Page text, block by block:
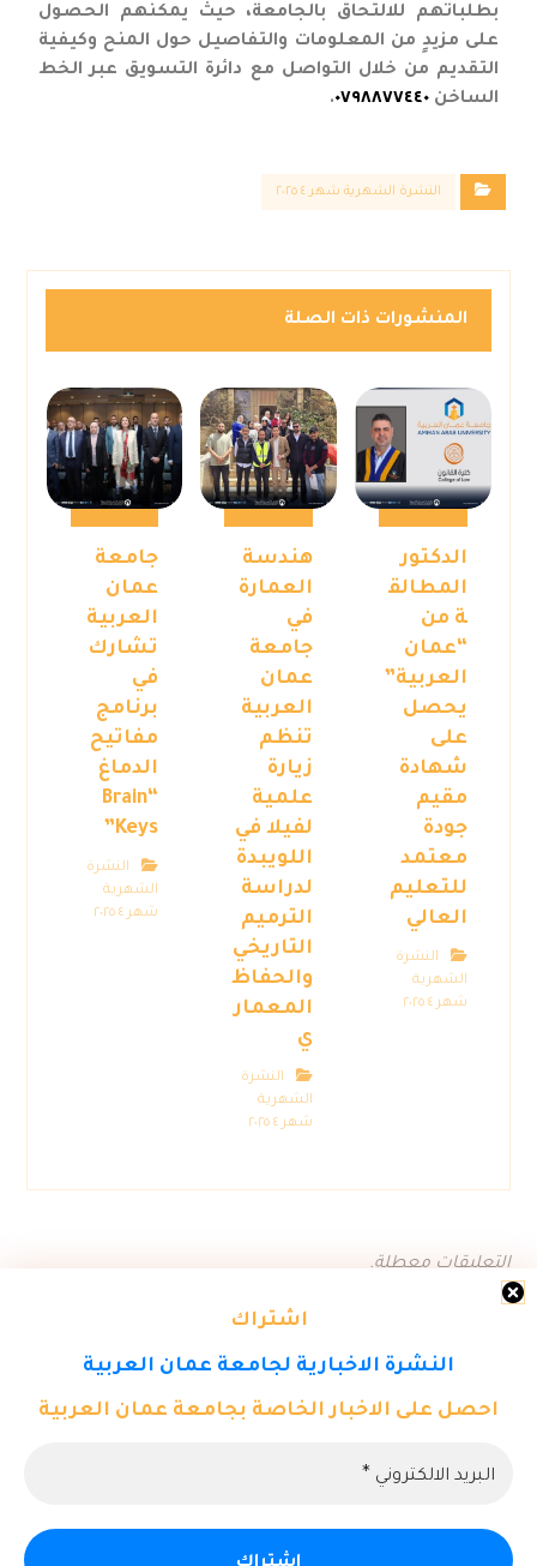
بطلباتهم للالتحاق بالجامعة، حيث يمكنهم الحصول
على مزيدٍ من المعلومات والتفاصيل حول المنح وكيفية
التقديم من خلال التواصل مع دائرة التسويق عبر الخط
الساخن٠٧٩٨٨٧٧٤٤٠.
اشتراك
النشرة الاخبارية لجامعة عمان العربية
احصل على الاخبار الخاصة بجامعة عمان العربية
النشرة الشهرية شهر ٤ ٢٠٢٥
المنشورات ذات الصلة
الدكتور
المطالق
ة من
“عمان
العربية”
يحصل
على
شهادة
مقيم
جودة
معتمد
للتعليم
العالي
النشرة
الشهرية
شهر ٤ ٢٠٢٥
هندسة
العمارة
في
جامعة
عمان
العربية
تنظم
زيارة
علمية
لفيلا في
اللويبدة
لدراسة
الترميم
التاريخي
والحفاظ
المعمار
ي
النشرة
الشهرية
شهر ٤ ٢٠٢٥
جامعة
عمان
العربية
تشارك
في
برنامج
مفاتيح
الدماغ
“Brain
Keys”
النشرة
الشهرية
شهر ٤ ٢٠٢٥
التعليقات معطلة.